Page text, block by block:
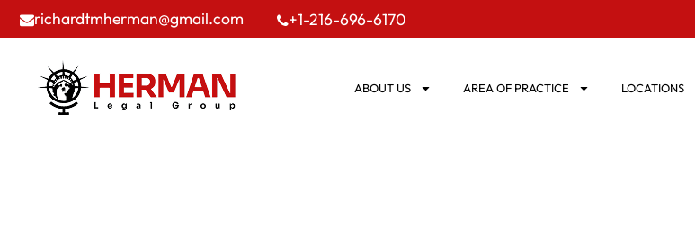
richardtmherman@gmail.com +1-216-696-6170
ABOUT US AREA OF PRACTICE LOCATIONS